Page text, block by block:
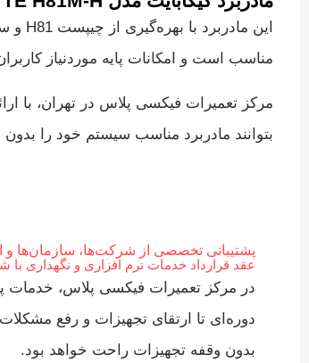
مناسب است و امکانات پایه موردنیاز
مرکز تعمیرات فیکسی پلاس در تهران، با
بتوانند مادربرد مناسب سیستم خود را
پشتیبانی تخصصی از شرکت‌ها، سازمان‌ها و
عقد قرارداد خدمات نرم افزاری و نگهداری
در مرکز تعمیرات فیکسی پلاس، خدمات
دوره‌ای تا ارتقای تجهیزات و رفع
بدون وقفه تجهیزات راحت خواهد بود.